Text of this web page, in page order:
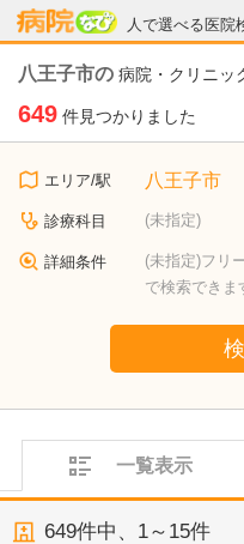
人で選べる医院
病院なび
八王子市の 病院・クリニッ
649 件見つかりました
エリア/駅 八王子市
診療科目 (未指定)
詳細条件
(未指定)フリ
で検索できま
一覧表示
649件中、 1～15件